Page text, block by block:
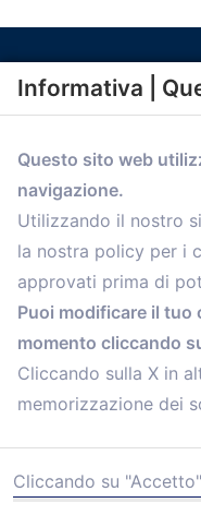
Informativa |
Questo sito web
navigazione.
Utilizzando il nostro
la nostra policy per i
approvati prima di
Puoi modificare il tuo
momento cliccando
Cliccando sulla X in
memorizzazione dei
Cliccando su